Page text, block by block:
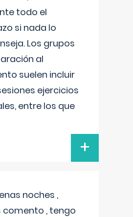
todo el
si nada lo
Los grupos
al
suelen incluir
ejercicios
entre los que
+
noches ,
comento , tengo